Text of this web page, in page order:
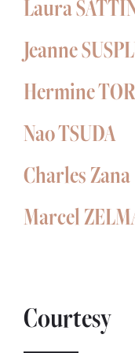
Laura
Jeanne
Hermine
Nao TSUDA
Charles Zana
Marcel
Courtesy